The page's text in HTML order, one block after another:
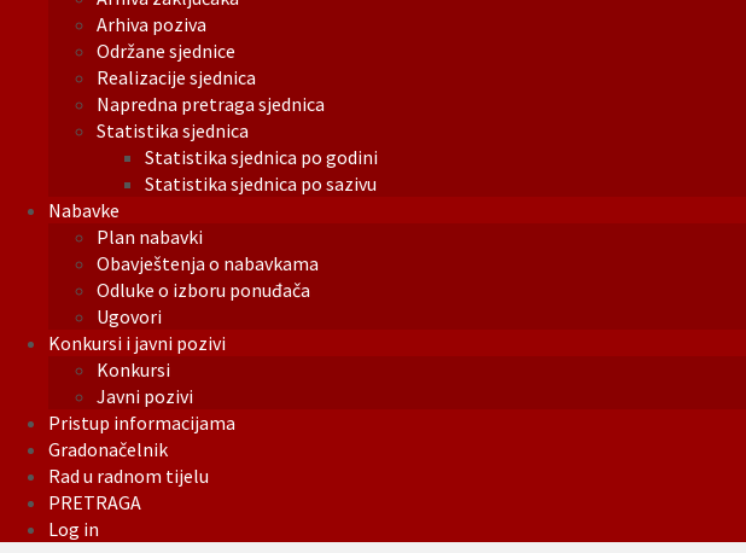
Arhiva poziva
Održane sjednice
Realizacije sjednica
Napredna pretraga sjednica
Statistika sjednica
Statistika sjednica po godini
Statistika sjednica po sazivu
Nabavke
Plan nabavki
Obavještenja o nabavkama
Odluke o izboru ponuđača
Ugovori
Konkursi i javni pozivi
Konkursi
Javni pozivi
Pristup informacijama
Gradonačelnik
Rad u radnom tijelu
PRETRAGA
Log in